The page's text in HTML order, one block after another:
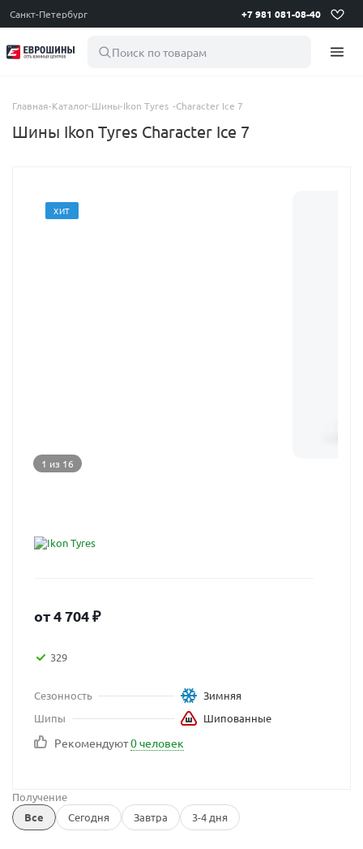
Санкт-Петербург +7 981 081-08-40
Поиск по товарам
Главная-Каталог-Шины-Ikon Tyres -Character Ice 7
Шины Ikon Tyres Character Ice 7
ХИТ
1 из 16
от4 704₽
329
Сезонность
Зимняя
Шипы
Шипованные
Рекомендуют0 человек
Получение
Все
Сегодня Завтра 3-4 дня